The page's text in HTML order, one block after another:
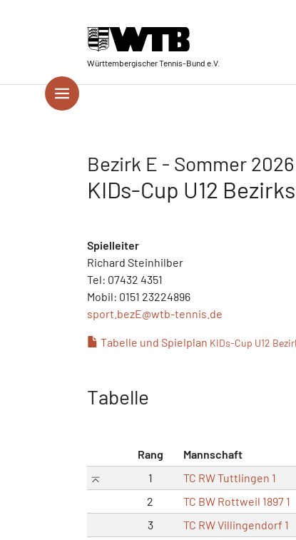
Württembergischer Tennis-Bund e.V.
Bezirk E - Sommer 2026
KIDs-Cup U12
Spielleiter
Richard Steinhilber
Tel: 07432 4351
Mobil: 0151 23224896
sport.bezE@wtb-tennis.de
Tabelle und Spielplan KIDs-Cup U12
Tabelle
Rang Mannschaft
1
TC RW Tuttlingen 1
2
TC BW Rottweil 1897 1
3
TC RW Villingendorf 1